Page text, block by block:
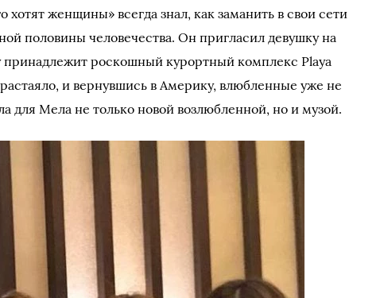
хотят женщины» всегда знал, как заманить в свои сети
половины человечества. Он пригласил девушку на
принадлежит роскошный курортный комплекс Playa
и вернувшись в Америку, влюбленные уже не
для Мела не только новой возлюбленной, но и музой.